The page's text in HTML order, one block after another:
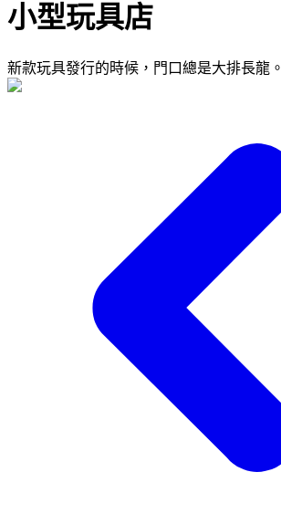
小型玩具店
新款玩具發行的時候，門口總是大排長龍。